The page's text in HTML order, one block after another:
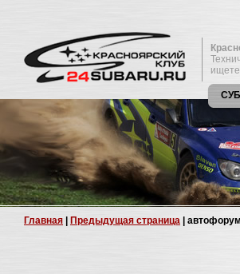
Главная Предыдущая страница | автофорум